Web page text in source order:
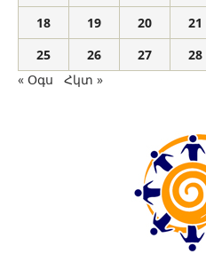
18
19 20 21
25
26 27 28
« Օգս
Հկտ »